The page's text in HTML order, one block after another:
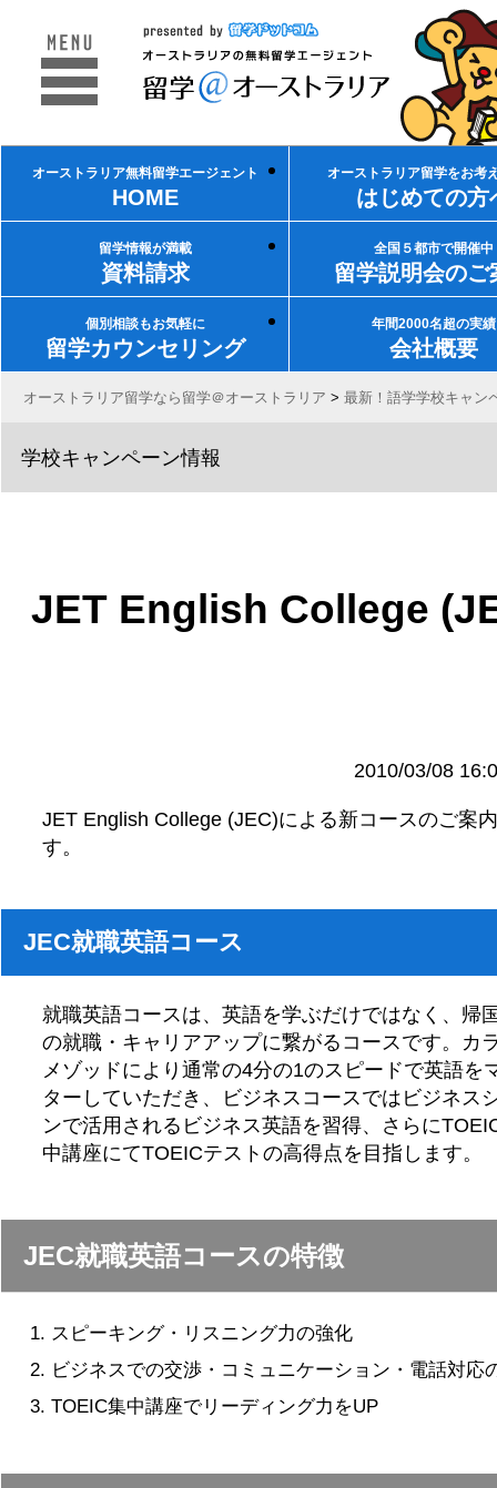
オーストラリア無料留学エージェント
HOME
オーストラリア留学をお考
はじめての方
留学情報が満載
資料請求
全国５都市で開催中
留学説明会のご
個別相談もお気軽に
留学カウンセリング
年間2000名超の実績
会社概要
オーストラリア留学なら留学＠オーストラリア > 最新！語学学校キャン
学校キャンペーン情報
JET English College
2010/03/08
JET English College (JEC)による新コースのご案
す。
JEC就職英語コース
就職英語コースは、英語を学ぶだけではなく、帰
の就職・キャリアアップに繋がるコースです。カ
メゾッドにより通常の4分の1のスピードで英語を
ターしていただき、ビジネスコースではビジネス
ンで活用されるビジネス英語を習得、さらに
中講座にてTOEICテストの高得点を目指します。
JEC就職英語コースの特徴
スピーキング・リスニング力の強化
ビジネスでの交渉・コミュニケーション・電話対応
TOEIC集中講座でリーディング力をUP